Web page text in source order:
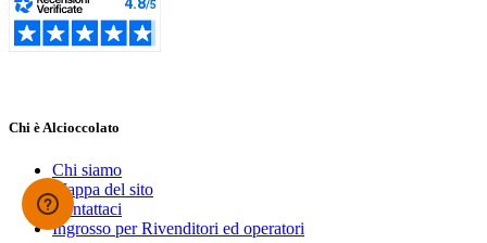
Chi è Alcioccolato
Chi siamo
Mappa del sito
Contattaci
Ingrosso per Rivenditori ed operatori